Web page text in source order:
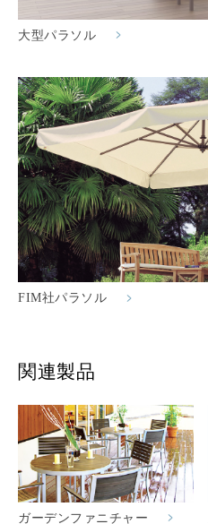
大型パラソル
FIM社パラソル
関連製品
ガーデンファニチャー